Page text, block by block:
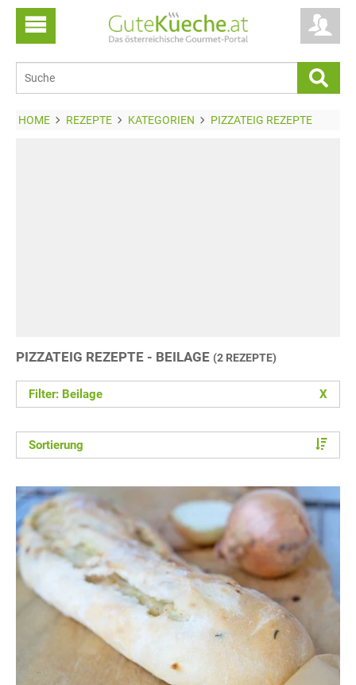
HOME REZEPTE KATEGORIEN PIZZATEIG REZEPTE
PIZZATEIG REZEPTE - BEILAGE (2 REZEPTE)
Filter: Beilage X
Sortierung